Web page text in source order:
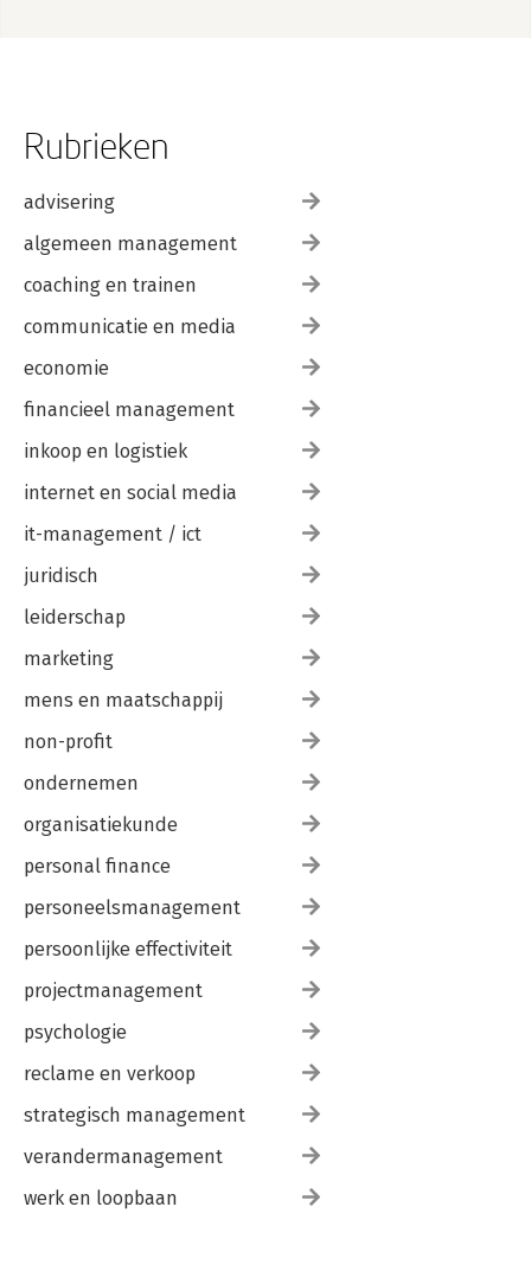
Literatuur
Over de auteurs
Index
Rubrieken
advisering
algemeen management
coaching en trainen
communicatie en media
economie
financieel management
inkoop en logistiek
internet en social media
it-management / ict
juridisch
leiderschap
marketing
mens en maatschappij
non-profit
ondernemen
organisatiekunde
personal finance
personeelsmanagement
persoonlijke effectiviteit
projectmanagement
psychologie
reclame en verkoop
strategisch management
verandermanagement
werk en loopbaan